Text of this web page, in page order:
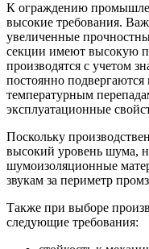
К ограждению
высокие требования.
увеличенные
секции имеют высокую
производятся с учетом
постоянно подвергаются
температурным
эксплуатационные
Поскольку
высокий уровень шума,
шумоизоляционные
звукам за периметр
Также при выборе
следующие требования: